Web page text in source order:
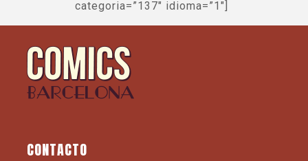
categoria=”137″ idioma=”1″]
CONTACTO